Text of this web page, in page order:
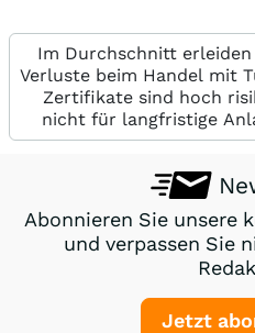
Im Durchschnitt
Verluste beim Handel mit
Zertifikate sind hoch
nicht für langfristige
Abonnieren Sie unsere
und verpassen Sie
Jetzt